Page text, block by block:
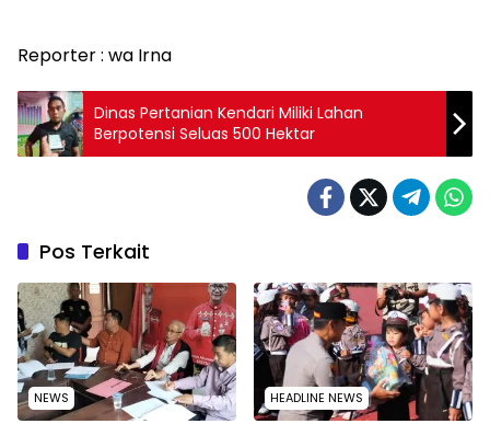
Reporter : wa Irna
Dinas Pertanian Kendari Miliki Lahan
Berpotensi Seluas 500 Hektar
Pos Terkait
NEWS HEADLINE NEWS